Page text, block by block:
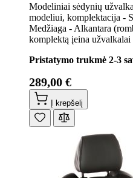
Modeliniai sėdynių
modeliui, komplektacija -
Medžiaga - Alkantara
komplektą įeina
Pristatymo trukmė 2-3
289,00 €
Į krepšelį